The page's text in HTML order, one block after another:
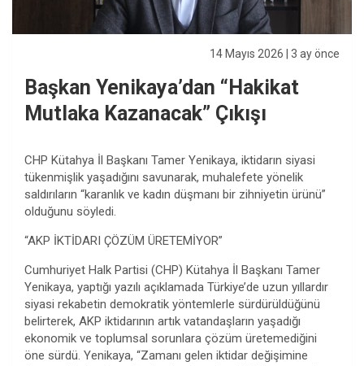
14 Mayıs 2026 | 3 ay önce
Başkan Yenikaya’dan “Hakikat
Mutlaka Kazanacak” Çıkışı
CHP Kütahya İl Başkanı Tamer Yenikaya, iktidarın siyasi
tükenmişlik yaşadığını savunarak, muhalefete yönelik
saldırıların “karanlık ve kadın düşmanı bir zihniyetin ürünü”
olduğunu söyledi.
“AKP İKTİDARI ÇÖZÜM ÜRETEMİYOR”
Cumhuriyet Halk Partisi (CHP) Kütahya İl Başkanı Tamer
Yenikaya, yaptığı yazılı açıklamada Türkiye’de uzun yıllardır
siyasi rekabetin demokratik yöntemlerle sürdürüldüğünü
belirterek, AKP iktidarının artık vatandaşların yaşadığı
ekonomik ve toplumsal sorunlara çözüm üretemediğini
öne sürdü. Yenikaya, “Zamanı gelen iktidar değişimine